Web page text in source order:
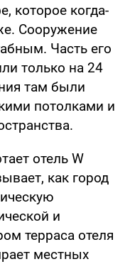
которое когда-
Сооружение
Часть его
только на 24
там были
потолками и
отель W
как город
и
терраса отеля
местных